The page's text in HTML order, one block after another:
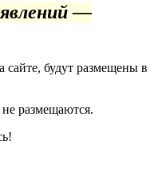
—
сайте, будут размещены в
размещаются.